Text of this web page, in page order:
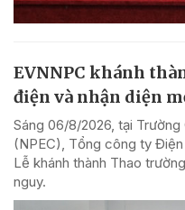
EVNNPC khánh
điện và nhận diện
Sáng 06/8/2026, tại
(NPEC), Tổng công ty
Lễ khánh thành Thao
nguy.